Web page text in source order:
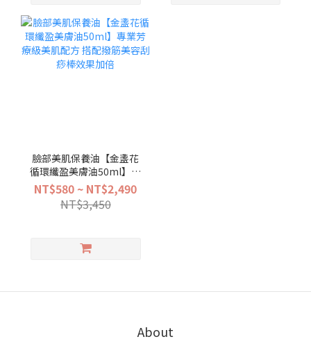
臉部美肌保養油【金盞花
循環纖盈美膚油50ml】專
業芳療級美肌配方 搭配撥
筋美容刮痧棒效果加倍
NT$580 ~ NT$2,490
NT$3,450
About